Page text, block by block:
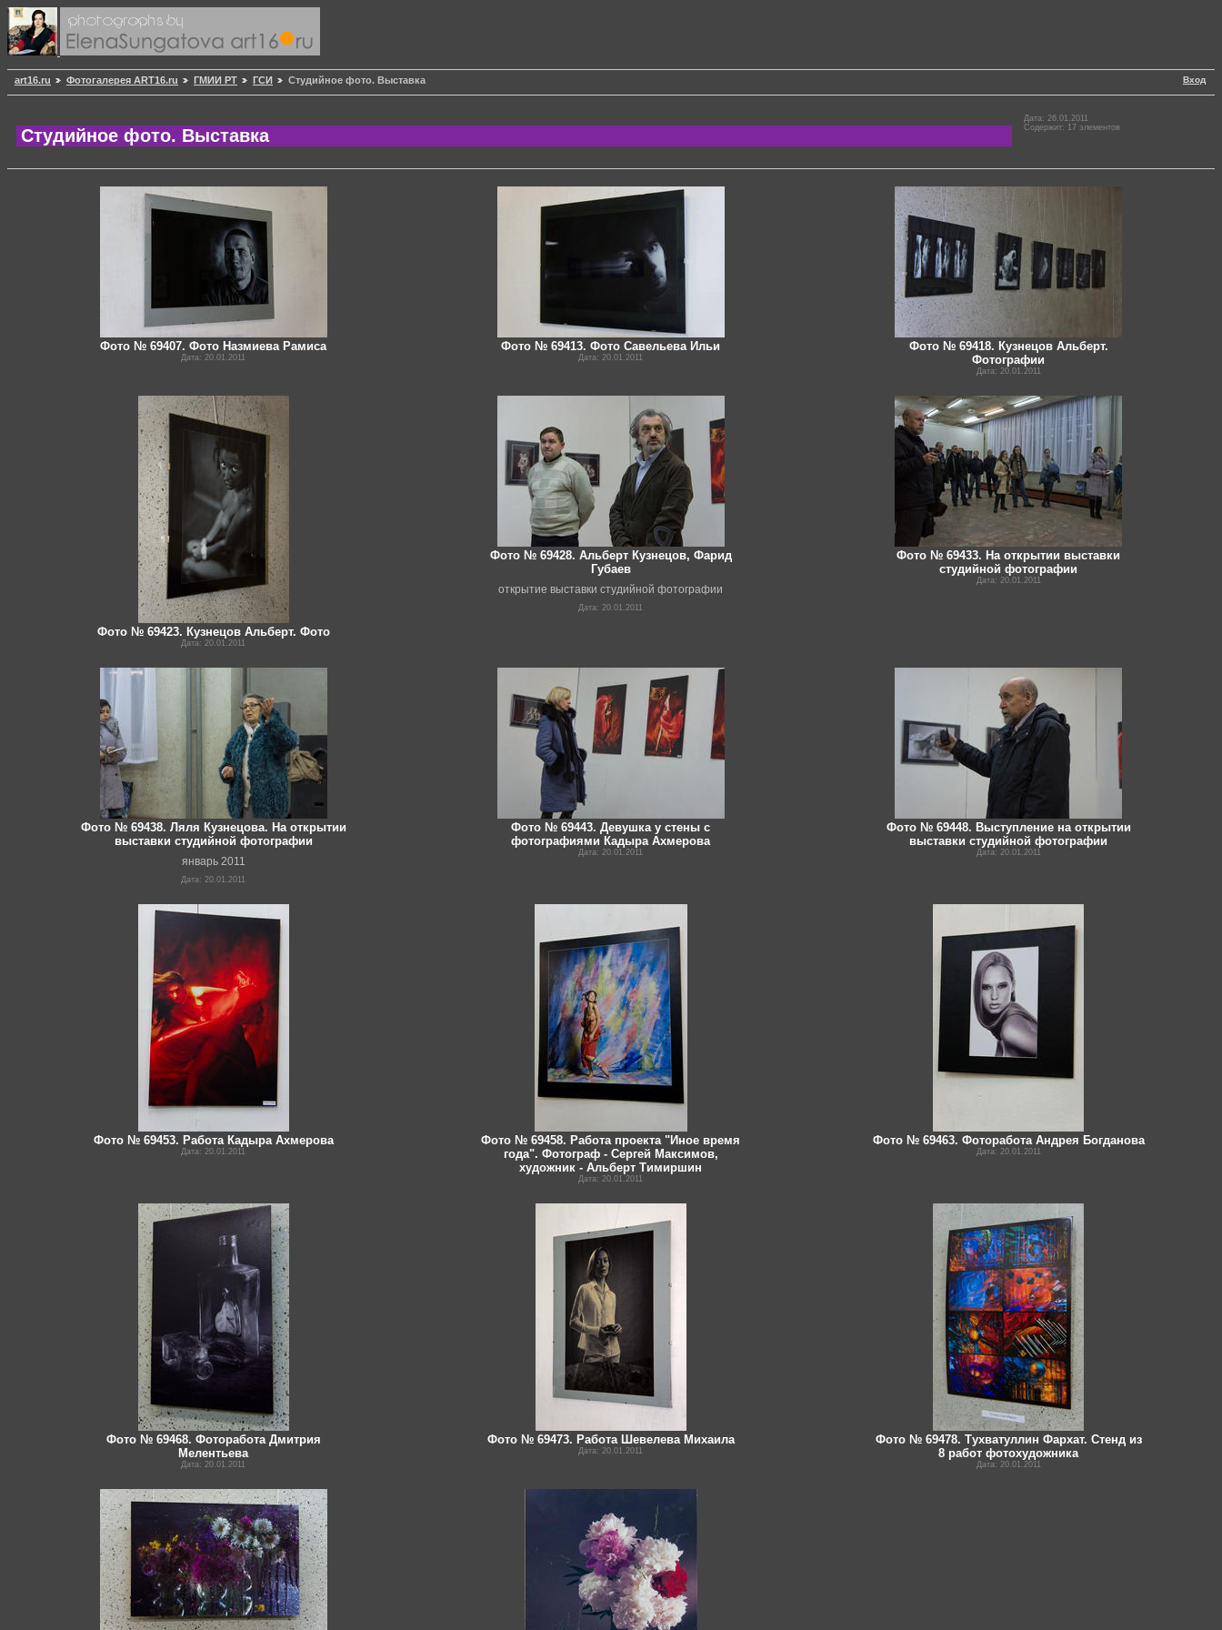
Вход
art16.ru Фотогалерея ART16.ru ГМИИ РТ ГСИ Студийное фото. Выставка
Студийное фото. Выставка
Дата: 26.01.2011
Содержит: 17 элементов
Фото № 69407. Фото Назмиева Рамиса
Дата: 20.01.2011
Фото № 69413. Фото Савельева Ильи
Дата: 20.01.2011
Фото № 69418. Кузнецов Альберт.
Фотографии
Дата: 20.01.2011
Фото № 69423. Кузнецов Альберт. Фото
Дата: 20.01.2011
Фото № 69428. Альберт Кузнецов, Фарид
Губаев
открытие выставки студийной фотографии
Дата: 20.01.2011
Фото № 69433. На открытии выставки
студийной фотографии
Дата: 20.01.2011
Фото № 69438. Ляля Кузнецова. На открытии
выставки студийной фотографии
январь 2011
Дата: 20.01.2011
Фото № 69443. Девушка у стены с
фотографиями Кадыра Ахмерова
Дата: 20.01.2011
Фото № 69448. Выступление на открытии
выставки студийной фотографии
Дата: 20.01.2011
Фото № 69453. Работа Кадыра Ахмерова
Дата: 20.01.2011
Фото № 69458. Работа проекта "Иное время
года". Фотограф - Сергей Максимов,
художник - Альберт Тимиршин
Дата: 20.01.2011
Фото № 69463. Фоторабота Андрея Богданова
Дата: 20.01.2011
Фото № 69468. Фоторабота Дмитрия
Мелентьева
Дата: 20.01.2011
Фото № 69473. Работа Шевелева Михаила
Дата: 20.01.2011
Фото № 69478. Тухватуллин Фархат. Стенд из
8 работ фотохудожника
Дата: 20.01.2011